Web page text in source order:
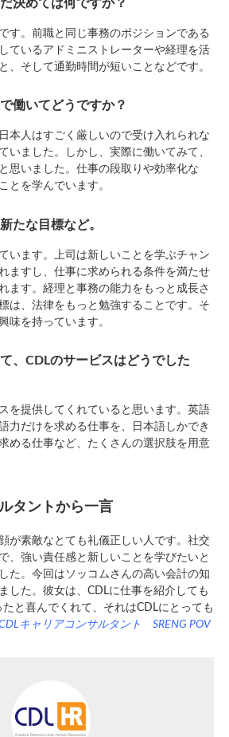
決めては何ですか？
す。前職と同じ事務のポジションである
ているアドミニストレーターや経理を活
、そして通勤時間が短いことなどです。
働いてどうですか？
本人はすごく厳しいので受け入れられな
いました。しかし、実際に働いてみて、
思いました。仕事の段取りや効率化な
とを学んでいます。
たな目標など。
います。上司は新しいことを学ぶチャン
ますし、仕事に求められる条件を満たせ
ます。経理と事務の能力をもっと成長さ
は、法律をもっと勉強することです。そ
味を持っています。
、CDLのサービスはどうでした
を提供してくれていると思います。英語
力だけを求める仕事を、日本語しかでき
める仕事など、たくさんの選択肢を用意
タントから一言
が素敵なとても礼儀正しい人です。社交
、強い責任感と新しいことを学びたいと
た。今回はソッコムさんの高い会計の知
した。彼女は、CDLに仕事を紹介しても
たと喜んでくれて、それはCDLにとっても
キャリアコンサルタント SRENG POV